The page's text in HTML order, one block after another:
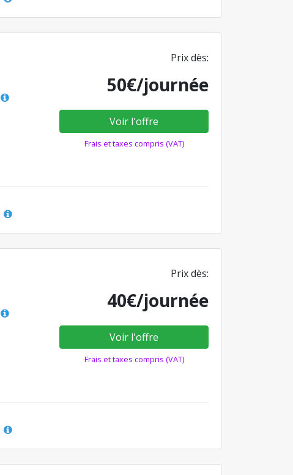
Prix dès:
50€/journée
Voir l'offre
Frais et taxes compris (VAT)
Prix dès:
40€/journée
Voir l'offre
Frais et taxes compris (VAT)